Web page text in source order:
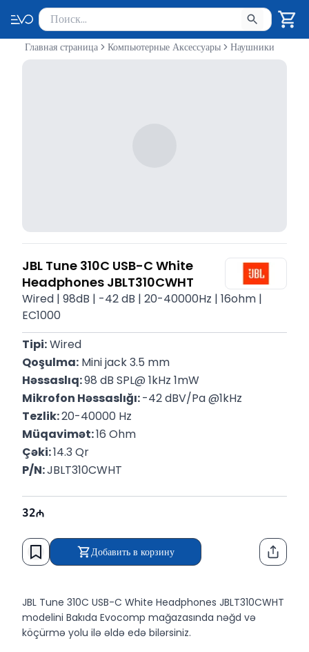
Поиск товаров
Введите минимум 2 символа для поиска. Нажмите Enter
Главная страница Компьютерные Аксессуары Наушники
JBL Tune 310C USB-C White
Headphones JBLT310CWHT
Wired | 98dB | -42 dB | 20-40000Hz | 16ohm |
EC1000
Tipi: Wired
Qoşulma: Mini jack 3.5 mm
Həssaslıq: 98 dB SPL@ 1kHz 1mW
Mikrofon Həssaslığı: ﻿-42 dBV/Pa @1kHz
Tezlik: 20-40000 Hz
Müqavimət: 16 Ohm
Çəki: 14.3 Qr
P/N: JBLT310CWHT
32
Добавить в корзину
JBL Tune 310C USB-C White Headphones JBLT310CWHT
modelini Bakıda Evocomp mağazasında nəğd və
köçürmə yolu ilə əldə edə bilərsiniz.